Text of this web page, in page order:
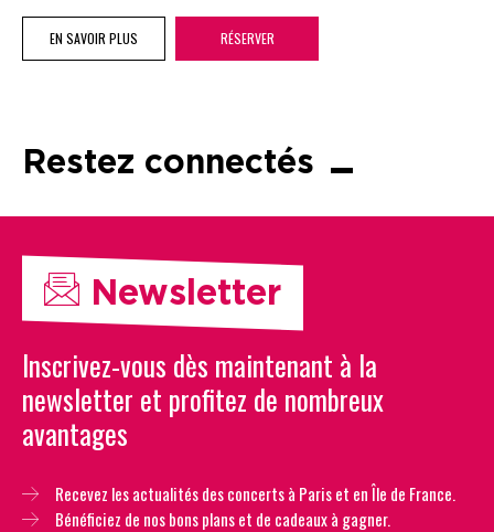
EN SAVOIR PLUS RÉSERVER
Restez connectés
Newsletter
Inscrivez-vous dès maintenant à la
newsletter et profitez de nombreux
avantages
Recevez les actualités des concerts à Paris et en Île de France.
Bénéficiez de nos bons plans et de cadeaux à gagner.